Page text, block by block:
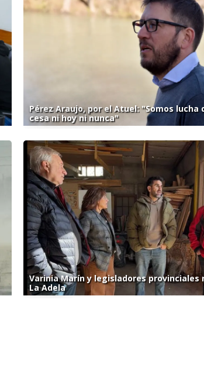
Pérez Araujo, por el Atuel: "Somos lucha
cesa ni hoy ni nunca"
Varinia Marín y legisladores provinciales
La Adela